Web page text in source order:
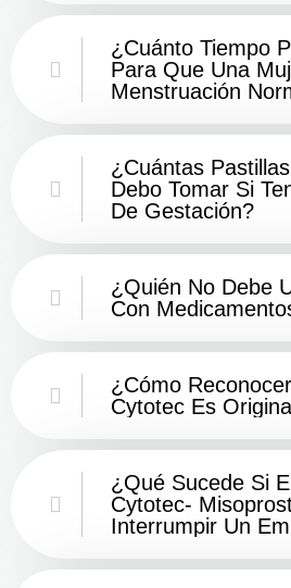
¿Cuánto Tiempo
Para Que Una
Menstruación
¿Cuántas
Debo Tomar Si
De Gestación?
¿Quién No Debe
Con
¿Cómo
Cytotec Es
¿Qué Sucede Si
Cytotec-
Interrumpir Un